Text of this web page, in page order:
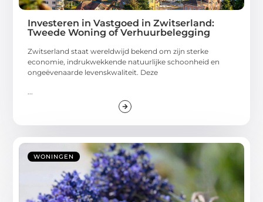
Investeren in Vastgoed in Zwitserland:
Tweede Woning of Verhuurbelegging
Zwitserland staat wereldwijd bekend om zijn sterke
economie, indrukwekkende natuurlijke schoonheid en
ongeëvenaarde levenskwaliteit. Deze
WONINGEN